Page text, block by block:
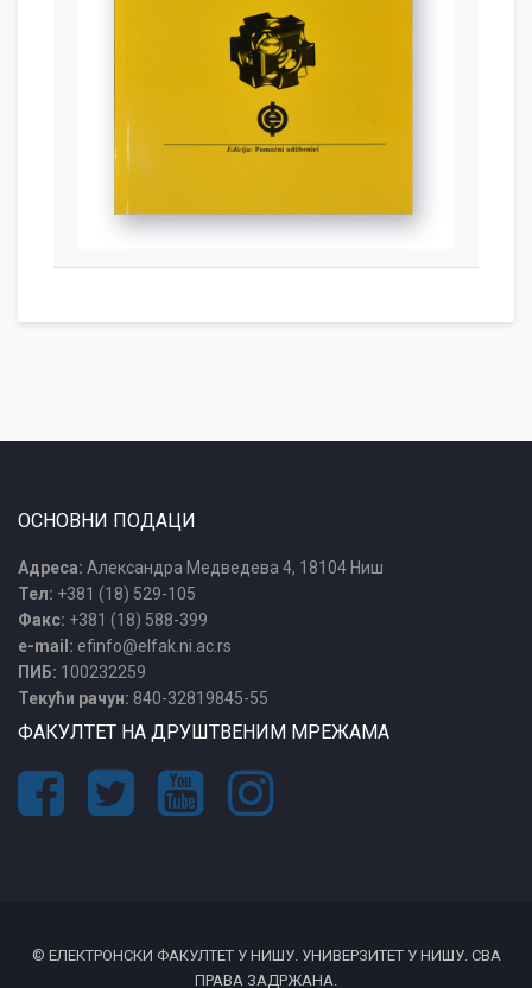
ОСНОВНИ ПОДАЦИ
Адреса: Александра Медведева 4, 18104 Ниш
Тел: +381 (18) 529-105
Факс: +381 (18) 588-399
e-mail: efinfo@elfak.ni.ac.rs
ПИБ: 100232259
Текући рачун: 840-32819845-55
ФАКУЛТЕТ НА ДРУШТВЕНИМ МРЕЖАМА
© ЕЛЕКТРОНСКИ ФАКУЛТЕТ У НИШУ. УНИВЕРЗИТЕТ У НИШУ. СВА
ПРАВА ЗАДРЖАНА.